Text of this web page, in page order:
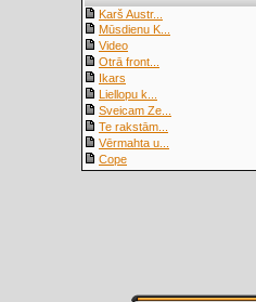
Karš Austr...
Mūsdienu K...
Video
Otrā front...
Ikars
Liellopu k...
Sveicam Ze...
Te rakstām...
Vērmahta u...
Cope